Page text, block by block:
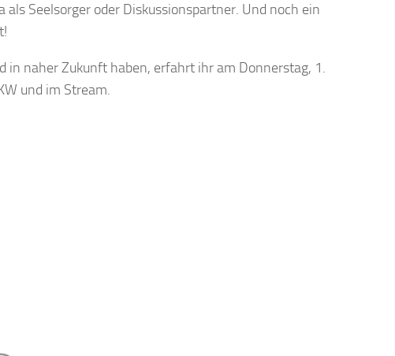
Seelsorger oder Diskussionspartner. Und noch ein
naher Zukunft haben, erfahrt ihr am Donnerstag, 1.
und im Stream.